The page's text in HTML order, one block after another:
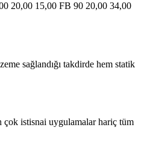
20,00 15,00 FB 90 20,00 34,00
sağlandığı takdirde hem statik
çok istisnai uygulamalar hariç tüm